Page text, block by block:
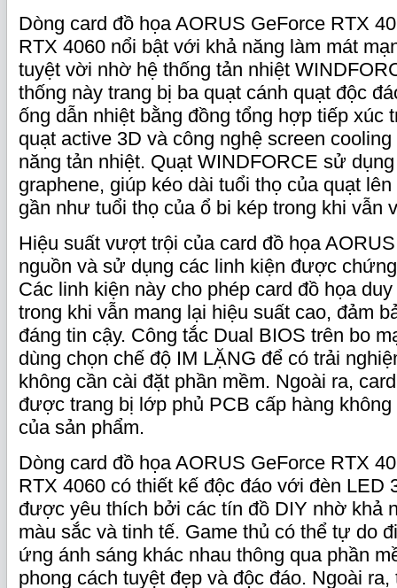
Dòng card đồ họa AORUS GeForce RTX
RTX 4060 nổi bật với khả năng làm mát
tuyệt vời nhờ hệ thống tản nhiệt
thống này trang bị ba quạt cánh quạt độc
ống dẫn nhiệt bằng đồng tổng hợp tiếp xúc
quạt active 3D và công nghệ screen
năng tản nhiệt. Quạt WINDFORCE sử
graphene, giúp kéo dài tuổi thọ của quạt
gần như tuổi thọ của ổ bi kép trong khi vẫn
Hiệu suất vượt trội của card đồ họa
nguồn và sử dụng các linh kiện được
Các linh kiện này cho phép card đồ họa
trong khi vẫn mang lại hiệu suất cao, đảm
đáng tin cậy. Công tắc Dual BIOS trên bo
dùng chọn chế độ IM LẶNG để có trải
không cần cài đặt phần mềm. Ngoài ra,
được trang bị lớp phủ PCB cấp hàng
của sản phẩm.
Dòng card đồ họa AORUS GeForce RTX
RTX 4060 có thiết kế độc đáo với đèn LED
được yêu thích bởi các tín đồ DIY nhờ khả
màu sắc và tinh tế. Game thủ có thể tự do
ứng ánh sáng khác nhau thông qua phần
phong cách tuyệt đẹp và độc đáo. Ngoài